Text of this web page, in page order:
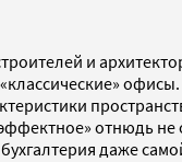
и
отнюдь
даже